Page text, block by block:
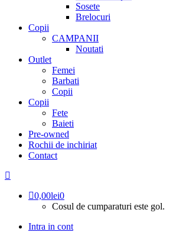
Sosete
Brelocuri
Copii
CAMPANII
Noutati
Outlet
Femei
Barbati
Copii
Copii
Fete
Baieti
Pre-owned
Rochii de inchiriat
Contact
0,00lei0
Cosul de cumparaturi este gol.
Intra in cont